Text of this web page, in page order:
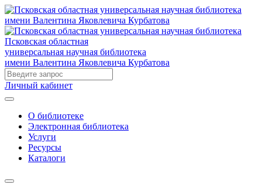
Псковская областная
универсальная научная библиотека
имени Валентина Яковлевича Курбатова
Личный кабинет
О библиотеке
Электронная библиотека
Услуги
Ресурсы
Каталоги